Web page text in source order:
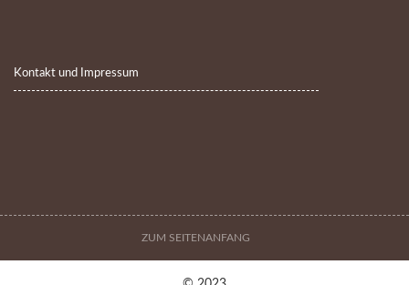
Kontakt und Impressum
ZUM SEITENANFANG